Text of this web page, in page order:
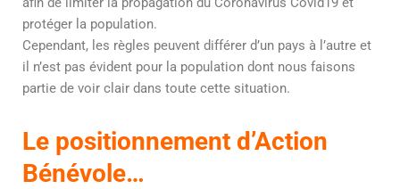
protéger la population.
Cependant, les règles peuvent différer d’un pays à l’autre et
il n’est pas évident pour la population dont nous faisons
partie de voir clair dans toute cette situation.
Le positionnement d’Action
Bénévole…